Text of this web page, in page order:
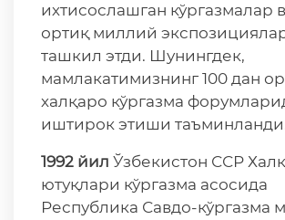
ихтисослашган кўргазмалар
ортиқ миллий
ташкил этди. Шунингдек,
мамлакатимизнинг 100 дан
халқаро кўргазма
иштирок этиши
1992 йил Ўзбекистон ССР
ютуқлари кўргазма асосида
Республика Савдо-кўргазма